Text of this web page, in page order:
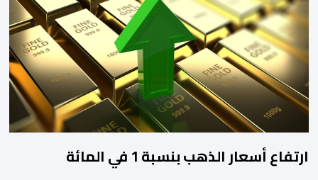
الأخيرة، وفق ما كشفت عنه مصادر نقابية. وخلفت هذه الأحكام حالة
استياء وسط مهنيي القطاع الذين اعتبروا أن القضاء حمّل السائقين
مسؤوليات “لا يخولها […]
ارتفاع أسعار الذهب بنسبة 1 في المائة